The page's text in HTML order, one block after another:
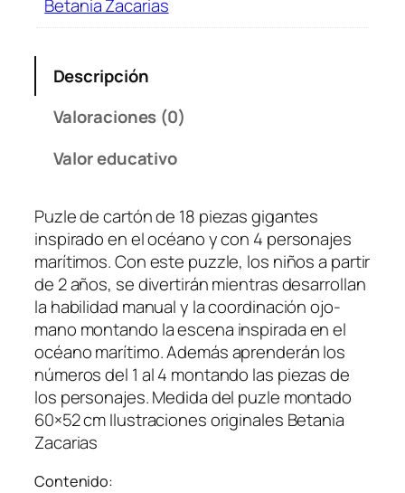
Betania Zacarias
Descripción
Valoraciones (0)
Valor educativo
Puzle de cartón de 18 piezas gigantes
inspirado en el océano y con 4 personajes
marítimos. Con este puzzle, los niños a partir
de 2 años, se divertirán mientras desarrollan
la habilidad manual y la coordinación ojo-
mano montando la escena inspirada en el
océano marítimo. Además aprenderán los
números del 1 al 4 montando las piezas de
los personajes. Medida del puzle montado
60×52 cm Ilustraciones originales Betania
Zacarias
Contenido: